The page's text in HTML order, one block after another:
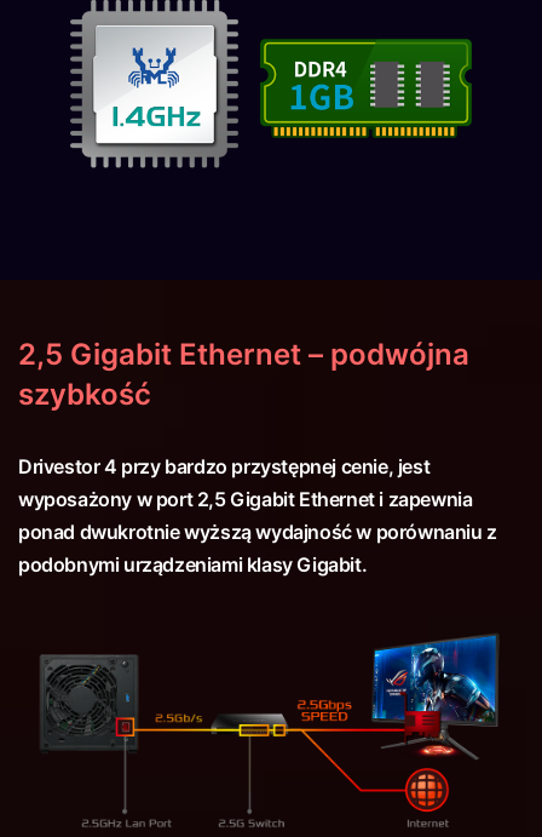
2,5 Gigabit Ethernet – podwójna
szybkość
Drivestor 4 przy bardzo przystępnej cenie, jest
wyposażony w port 2,5 Gigabit Ethernet i zapewnia
ponad dwukrotnie wyższą wydajność w porównaniu z
podobnymi urządzeniami klasy Gigabit.